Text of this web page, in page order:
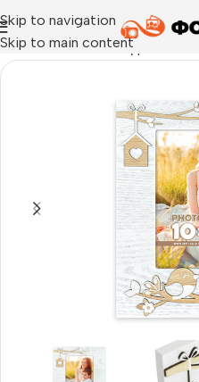
Skip to navigation
Skip to main content
Начало›Рамка за една снимка